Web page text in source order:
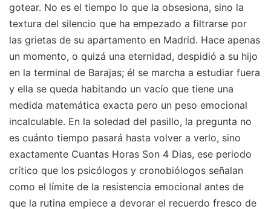
gotear. No es el tiempo lo que la obsesiona, sino la
textura del silencio que ha empezado a filtrarse por
las grietas de su apartamento en Madrid. Hace apenas
un momento, o quizá una eternidad, despidió a su hijo
en la terminal de Barajas; él se marcha a estudiar fuera
y ella se queda habitando un vacío que tiene una
medida matemática exacta pero un peso emocional
incalculable. En la soledad del pasillo, la pregunta no
es cuánto tiempo pasará hasta volver a verlo, sino
exactamente Cuantas Horas Son 4 Dias, ese periodo
crítico que los psicólogos y cronobiólogos señalan
como el límite de la resistencia emocional antes de
que la rutina empiece a devorar el recuerdo fresco de